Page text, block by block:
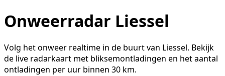
Onweerradar Liessel
Volg het onweer realtime in de buurt van Liessel. Bekijk
de live radarkaart met bliksemontladingen en het aantal
ontladingen per uur binnen 30 km.